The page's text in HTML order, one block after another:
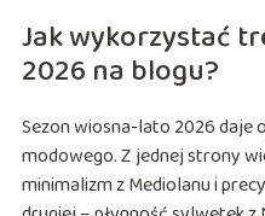
Jak wykorzystać
2026 na blogu?
Sezon wiosna-lato 2026 daje
modowego. Z jednej strony
minimalizm z Mediolanu i